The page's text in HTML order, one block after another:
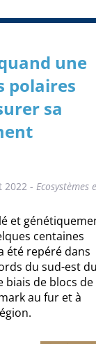
une
polaires
sa
2022 - Ecosystèmes
et
centaines
été repéré dans
du sud-est du
biais de blocs de
au fur et à